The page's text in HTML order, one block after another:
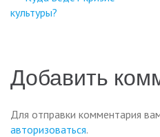
Навигация
записям
культуры?
Добавить
Для отправки комментария
авторизоваться.